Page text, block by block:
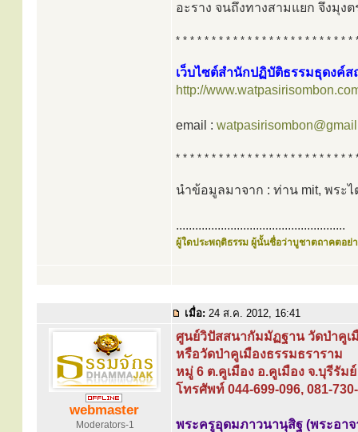
อะราง จนถึงทางสามแยก จึงมุ
* * * * * * * * * * * * * * * * * * * * * * * * *
เว็บไซต์สำนักปฏิบัติธรรมธุดงค์
http://
email :
* * * * * * * * * * * * * * * * * * * * * * * * *
นำข้อมูลมาจาก : ท่าน mit, พระ
.....................................................
ผู้ใดประพฤติธรรม ผู้นั้นชื่อว่าบูชาตถาคตอย่า
เมื่อ: 24 ส.ค. 2012, 16:41
webmaster
Moderators-1
ศูนย์วิปัสสนากัมมัฏฐาน วัดป่าคูเ
หรือวัดป่าคูเมืองธรรมธราราม
หมู่ 6 ต.คูเมือง อ.คูเมือง จ.บุรีรัม
โทรศัพท์ 044-699-096, 081-
พระครูอุดมภาวนานุสิฐ (พระอาจ